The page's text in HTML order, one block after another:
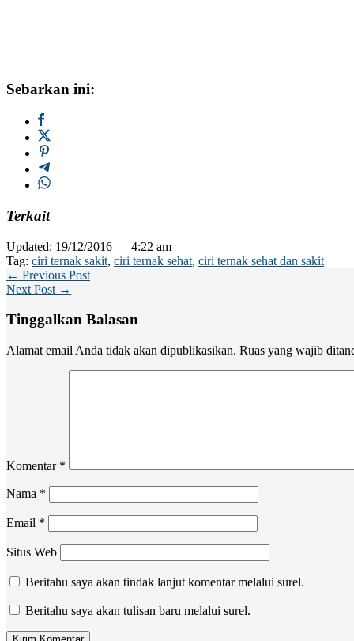
Sebarkan ini:
Terkait
Updated: 19/12/2016 — 4:22 am
Tag: ciri ternak sakit, ciri ternak sehat, ciri ternak sehat dan sakit
← Previous Post
Next Post →
Tinggalkan Balasan
Alamat email Anda tidak akan dipublikasikan. Ruas yang wajib
Komentar *
Nama *
Email *
Situs Web
Beritahu saya akan tindak lanjut komentar melalui surel.
Beritahu saya akan tulisan baru melalui surel.